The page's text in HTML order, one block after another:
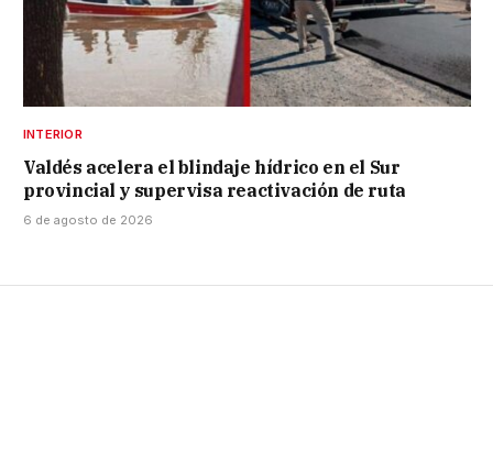
INTERIOR
Valdés acelera el blindaje hídrico en el Sur
provincial y supervisa reactivación de ruta
6 de agosto de 2026